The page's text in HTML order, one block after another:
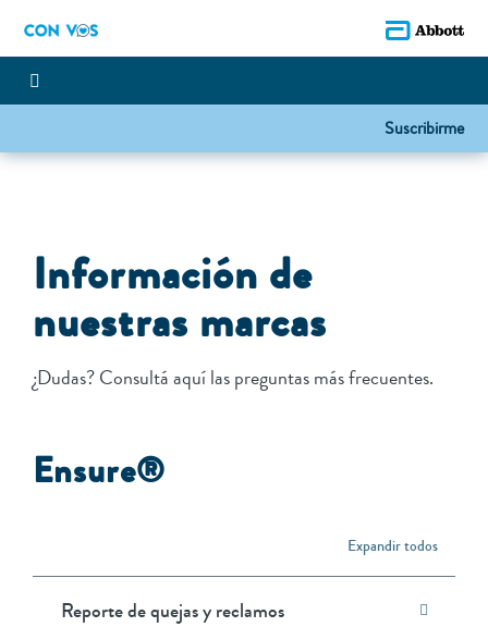
Suscribirme
Información de
nuestras marcas
¿Dudas? Consultá aquí las preguntas más frecuentes.
Ensure®
Expandir todos
Reporte de quejas y reclamos